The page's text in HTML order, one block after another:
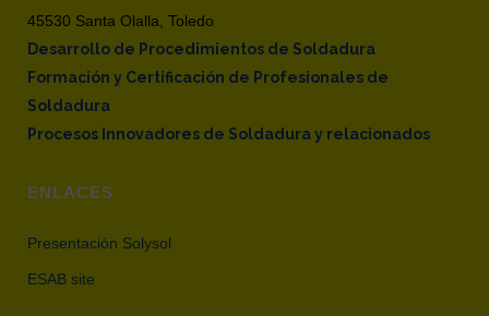
45530 Santa Olalla, Toledo
Desarrollo de Procedimientos de Soldadura
Formación y Certificación de Profesionales de
Soldadura
Procesos Innovadores de Soldadura y relacionados
ENLACES
Presentación Solysol
ESAB site